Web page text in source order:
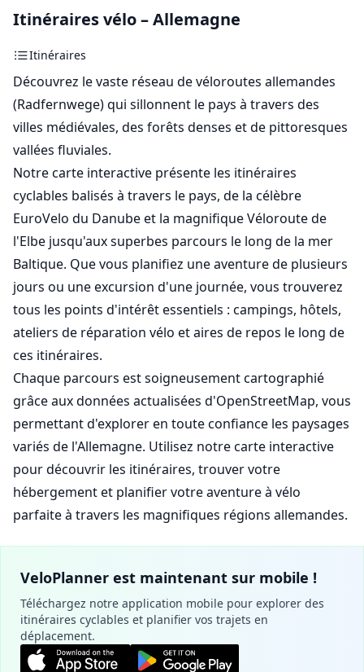
Itinéraires vélo – Allemagne
Itinéraires
Découvrez le vaste réseau de véloroutes allemandes
(Radfernwege) qui sillonnent le pays à travers des
villes médiévales, des forêts denses et de pittoresques
vallées fluviales.
Notre carte interactive présente les itinéraires
cyclables balisés à travers le pays, de la célèbre
EuroVelo du Danube et la magnifique Véloroute de
l'Elbe jusqu'aux superbes parcours le long de la mer
Baltique. Que vous planifiez une aventure de plusieurs
jours ou une excursion d'une journée, vous trouverez
tous les points d'intérêt essentiels : campings, hôtels,
ateliers de réparation vélo et aires de repos le long de
ces itinéraires.
Chaque parcours est soigneusement cartographié
grâce aux données actualisées d'OpenStreetMap, vous
permettant d'explorer en toute confiance les paysages
variés de l'Allemagne. Utilisez notre carte interactive
pour découvrir les itinéraires, trouver votre
hébergement et planifier votre aventure à vélo
parfaite à travers les magnifiques régions allemandes.
VeloPlanner est maintenant sur mobile !
Téléchargez notre application mobile pour explorer des
itinéraires cyclables et planifier vos trajets en
déplacement.